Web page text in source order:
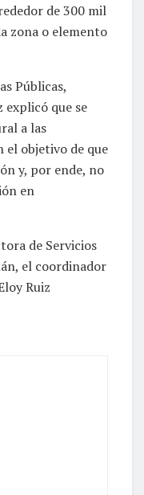
de 300 mil
zona o elemento
Públicas,
que se
a las
objetivo de que
y, por ende, no
en
de Servicios
el coordinador
Ruiz